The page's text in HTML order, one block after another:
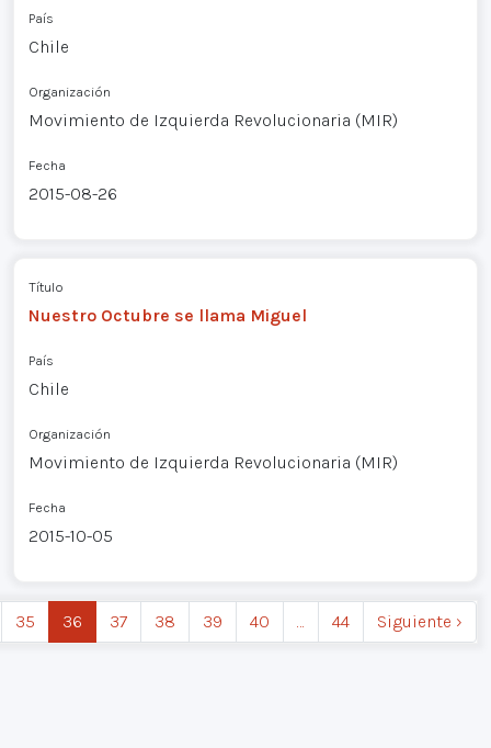
País
Chile
Organización
Movimiento de Izquierda Revolucionaria (MIR)
Fecha
2015-08-26
Título
Nuestro Octubre se llama Miguel
País
Chile
Organización
Movimiento de Izquierda Revolucionaria (MIR)
Fecha
2015-10-05
35 36 37 38 39 40 … 44 Siguiente ›